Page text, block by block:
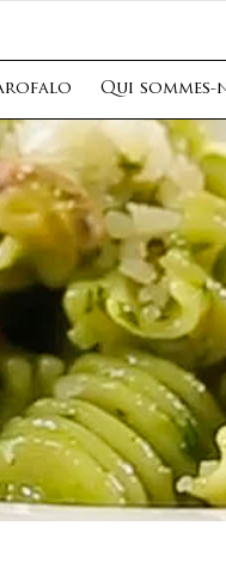
Qui sommes-